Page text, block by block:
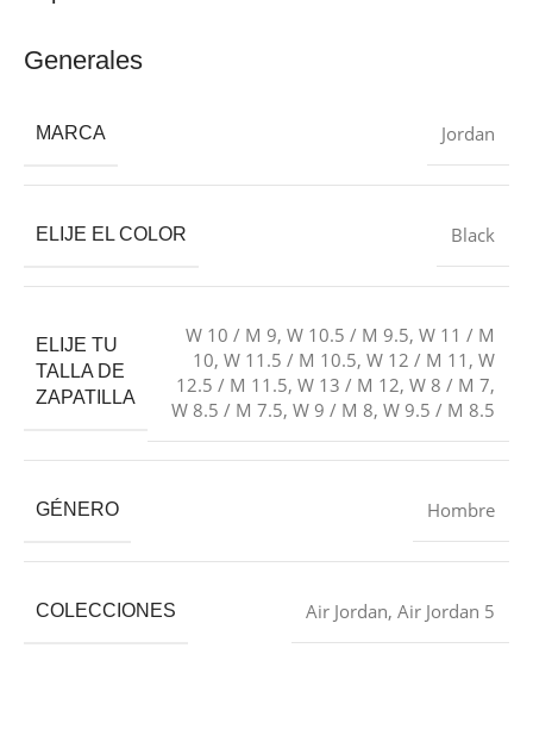
Generales
MARCA Jordan
ELIJE EL COLOR Black
ELIJE TU
TALLA DE
ZAPATILLA
W 10 / M 9, W 10.5 / M 9.5, W 11 / M
10, W 11.5 / M 10.5, W 12 / M 11 , W
12.5 / M 11.5, W 13 / M 12, W 8 / M 7,
W 8.5 / M 7.5, W 9 / M 8, W 9.5 / M 8.5
GÉNERO Hombre
COLECCIONES Air Jordan, Air Jordan 5